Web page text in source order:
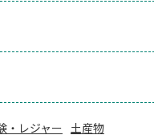
・レジャー 土産物